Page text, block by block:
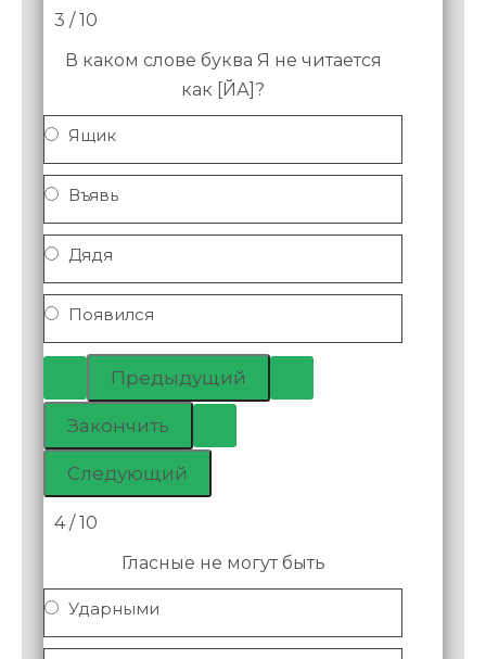
3 / 10
В каком слове буква Я не читается
как [ЙА]?
Ящик
Въявь
Дядя
Появился
4 / 10
Гласные не могут быть
Ударными